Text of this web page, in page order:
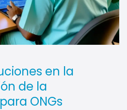
en la
de la
ONGs